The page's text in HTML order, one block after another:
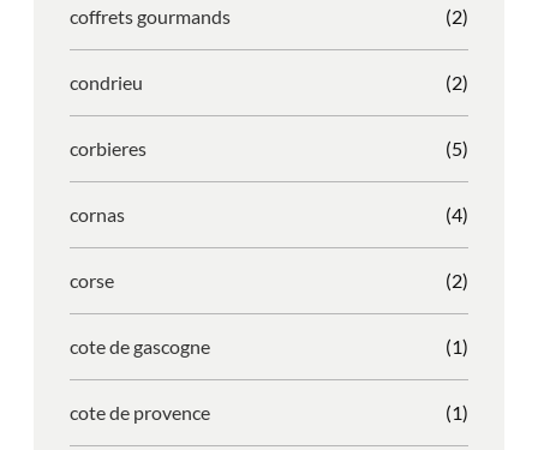
coffrets gourmands (2)
condrieu (2)
corbieres (5)
cornas (4)
corse (2)
cote de gascogne (1)
cote de provence (1)